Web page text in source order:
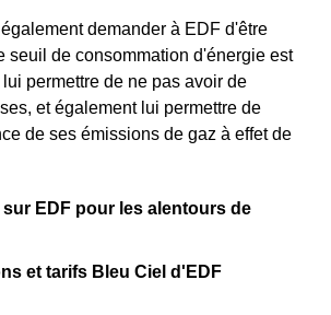
demander à EDF d'être
seuil de consommation d'énergie est
permettre de ne pas avoir de
et également lui permettre de
de ses émissions de gaz à effet de
EDF pour les alentours de
et tarifs Bleu Ciel d'EDF